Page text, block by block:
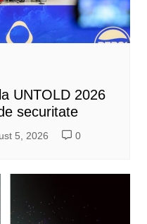
UNTOLD 2026
securitate
5, 2026 0